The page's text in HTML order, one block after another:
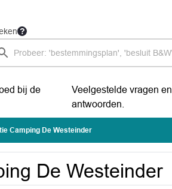
bij de
Veelgestelde vragen en
antwoorden.
Camping De Westeinder
De Westeinder